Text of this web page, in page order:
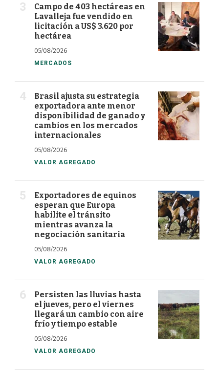
Campo de 403 hectáreas en
Lavalleja fue vendido en
licitación a US$ 3.620 por
hectárea
05/08/2026
MERCADOS
Brasil ajusta su estrategia
exportadora ante menor
disponibilidad de ganado y
cambios en los mercados
internacionales
05/08/2026
VALOR AGREGADO
Exportadores de equinos
esperan que Europa
habilite el tránsito
mientras avanza la
negociación sanitaria
05/08/2026
VALOR AGREGADO
Persisten las lluvias hasta
el jueves, pero el viernes
llegará un cambio con aire
frío y tiempo estable
05/08/2026
VALOR AGREGADO